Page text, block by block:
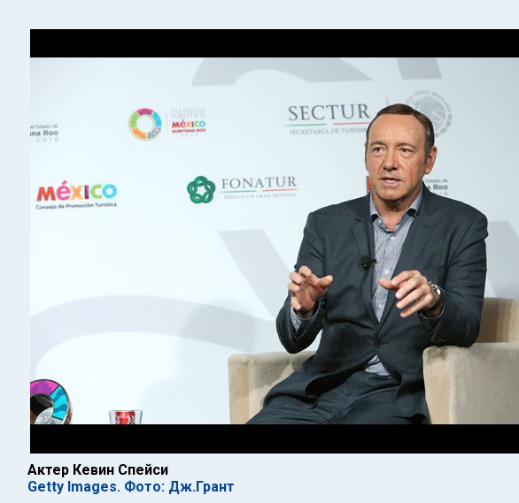
Актер Кевин Спейси
Getty Images. Фото: Дж.Грант